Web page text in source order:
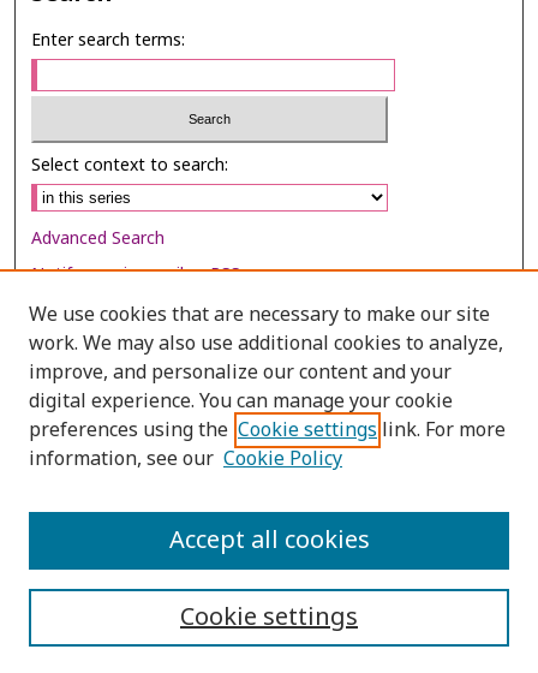
Enter search terms:
Select context to search:
Advanced Search
Notify me via email orRSS
Browse
Collections
Disciplines
Authors
We use cookies that are necessary to make our site
work. We may also use additional cookies to analyze,
improve, and personalize our content and your
digital experience. You can manage your cookie
preferences using the Cookie settings link. For more
information, see our Cookie Policy
Cookie settings
Accept all cookies